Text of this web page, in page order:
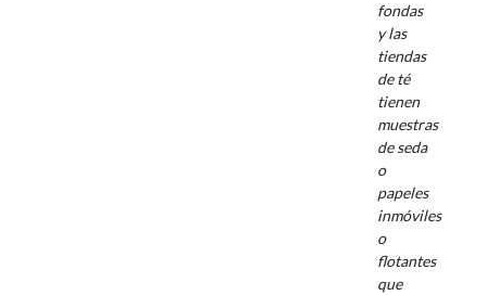
fondas
y las
tiendas
de té
tienen
muestras
de seda
o
papeles
inmóviles
o
flotantes
que